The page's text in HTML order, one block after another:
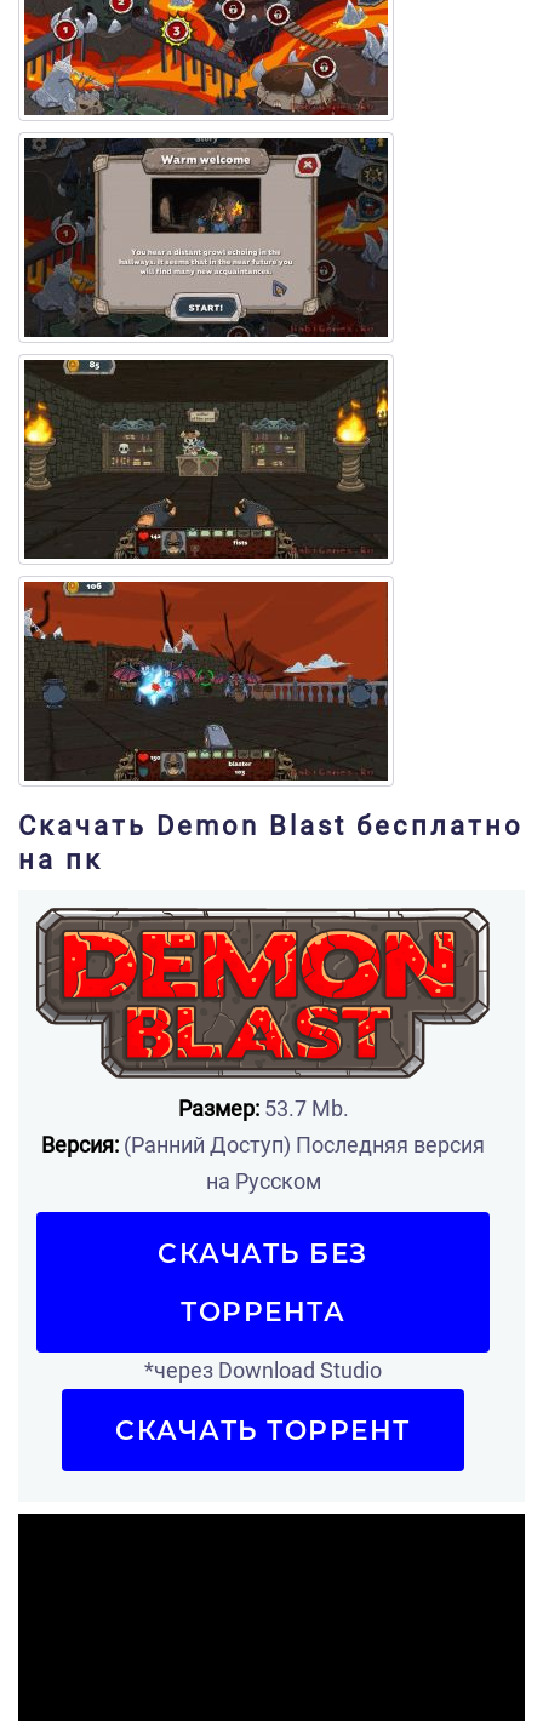
Скачать Demon Blast бесплатно
на пк
Размер:53.7 Mb.
Версия: (Ранний Доступ) Последняя версия
на Русском
СКАЧАТЬ БЕЗ
ТОРРЕНТА
*через Download Studio
СКАЧАТЬ ТОРРЕНТ